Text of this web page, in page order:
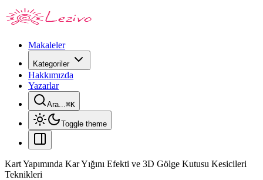
Makaleler
Kategoriler
Hakkımızda
Yazarlar
Ara...⌘K
Toggle theme
Kart Yapımında Kar Yığını Efekti ve 3D Gölge Kutusu Kesicileri
Teknikleri